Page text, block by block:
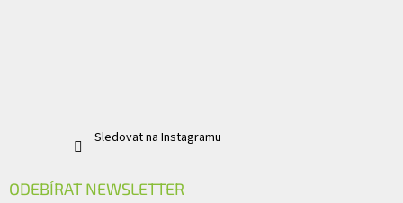
Sledovat na Instagramu
ODEBÍRAT NEWSLETTER